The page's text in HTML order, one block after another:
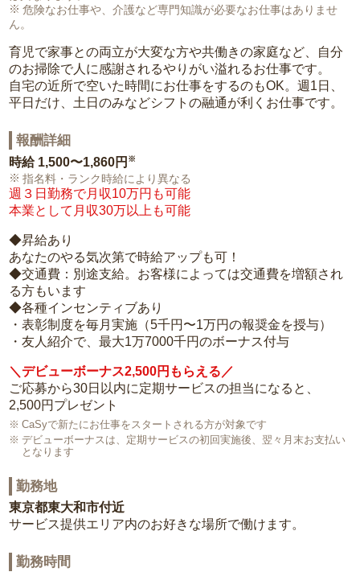
危険なお仕事や、介護など専門知識が必要なお仕事はありませ
ん。
育児で家事との両立が大変な方や共働きの家庭など、自分
のお掃除で人に感謝されるやりがい溢れるお仕事です。
自宅の近所で空いた時間にお仕事をするのもOK。週1日、
平日だけ、土日のみなどシフトの融通が利くお仕事です。
報酬詳細
時給 1,500〜1,860円 ※
指名料・ランク時給により異なる
週３日勤務で月収10万円も可能
本業として月収30万以上も可能
◆昇給あり
あなたのやる気次第で時給アップも可！
◆交通費：別途支給。お客様によっては交通費を増額され
る方もいます
◆各種インセンティブあり
・表彰制度を毎月実施（5千円〜1万円の報奨金を授与）
・友人紹介で、最大1万7000千円のボーナス付与
＼デビューボーナス2,500円もらえる／
ご応募から30日以内に定期サービスの担当になると、
2,500円プレゼント
CaSyで新たにお仕事をスタートされる方が対象です
デビューボーナスは、定期サービスの初回実施後、翌々月末お支払い
となります
勤務地
東京都東大和市付近
サービス提供エリア内のお好きな場所で働けます。
勤務時間